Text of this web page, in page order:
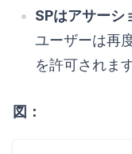
SPはアサーシ
ユーザーは再
を許可されます
図：